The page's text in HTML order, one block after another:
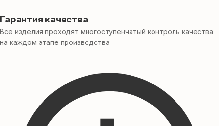
Гарантия качества
Все изделия проходят многоступенчатый контроль качества
на каждом этапе производства